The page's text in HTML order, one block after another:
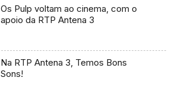
Os Pulp voltam ao cinema, com o
apoio da RTP Antena 3
Na RTP Antena 3, Temos Bons
Sons!